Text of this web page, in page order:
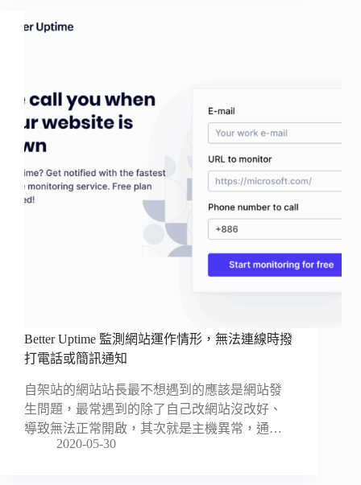
Better Uptime 監測網站運作情形，無法連線時撥
打電話或簡訊通知
自架站的網站站長最不想遇到的應該是網站發
生問題，最常遇到的除了自己改網站沒改好、
導致無法正常開啟，其次就是主機異常，通…
2020-05-30